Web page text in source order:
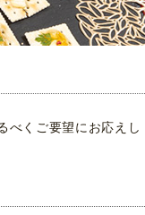
べくご要望にお応えし